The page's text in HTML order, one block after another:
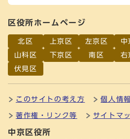
区役所ホームページ
北区 上京区 左京区 中
山科区
下京区 南区 右
伏見区
このサイトの考え方 個人情
著作権・リンク等 サイトマ
中京区役所